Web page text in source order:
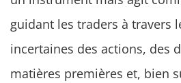
guidant les traders à travers
incertaines des actions, des
matières premières et, bien